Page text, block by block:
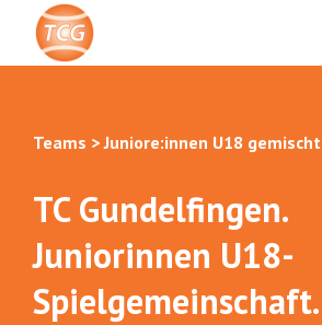
Teams > Juniore:innen U18 gemischt
TC Gundelfingen.
Juniorinnen U18-
Spielgemeinschaft.